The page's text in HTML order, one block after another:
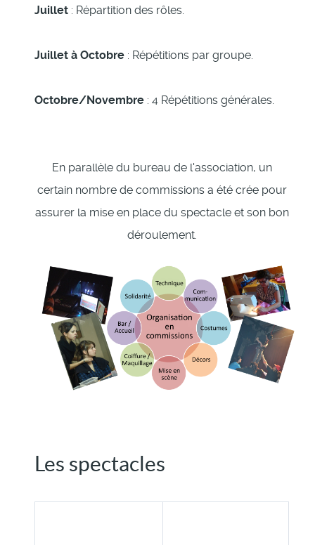
Juillet : Répartition des rôles.
Juillet à Octobre : Répétitions par groupe.
Octobre/Novembre : 4 Répétitions générales.
En parallèle du bureau de l'association, un
certain nombre de commissions a été crée pour
assurer la mise en place du spectacle et son bon
déroulement.
Les spectacles